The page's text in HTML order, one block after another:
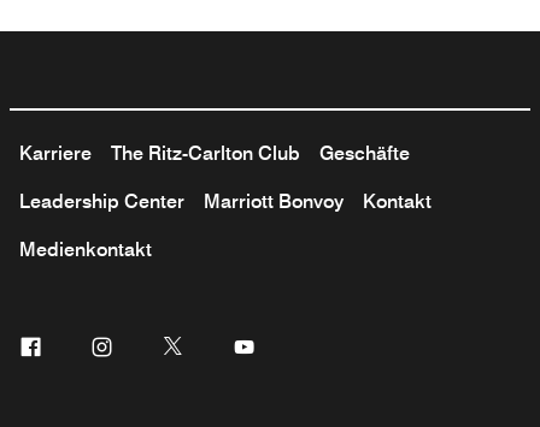
Karriere The Ritz-Carlton Club Geschäfte
Leadership Center Marriott Bonvoy Kontakt
Medienkontakt
Facebook Instagram Twitter